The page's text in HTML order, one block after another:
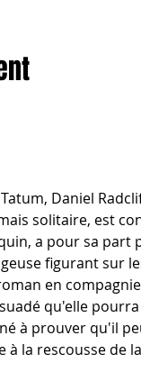
Daniel
solitaire, est
a pour sa
figurant sur
en
qu'elle
à prouver qu'il
à la rescousse